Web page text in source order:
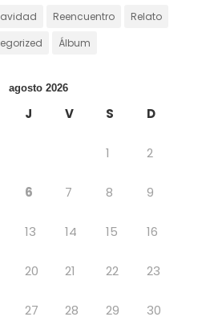
Reencuentro
Relato
Álbum
agosto 2026
J V S D
1 2
6 7 8 9
13 14 15 16
20 21 22 23
27 28 29 30